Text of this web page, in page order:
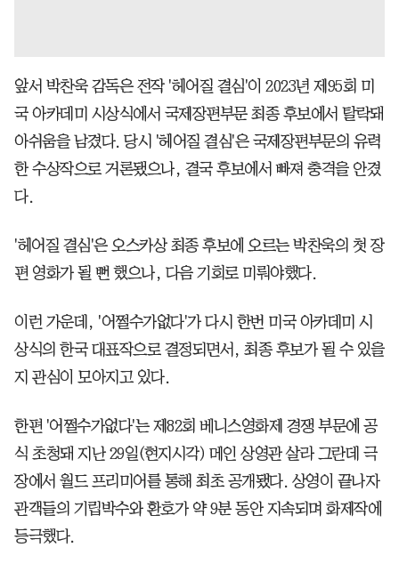
앞서 박찬욱 감독은 전작 '헤어질 결심'이 2023년 제95회 미
국 아카데미 시상식에서 국제장편부문 최종 후보에서 탈락돼
아쉬움을 남겼다. 당시 '헤어질 결심'은 국제장편부문의 유력
한 수상작으로 거론됐으나, 결국 후보에서 빠져 충격을 안겼
다.
'헤어질 결심'은 오스카상 최종 후보에 오르는 박찬욱의 첫 장
편 영화가 될 뻔 했으나, 다음 기회로 미뤄야했다.
이런 가운데, '어쩔수가없다'가 다시 한번 미국 아카데미 시
상식의 한국 대표작으로 결정되면서, 최종 후보가 될 수 있을
지 관심이 모아지고 있다.
한편 '어쩔수가없다'는 제82회 베니스영화제 경쟁 부문에 공
식 초청돼 지난 29일(현지시각) 메인 상영관 살라 그란데 극
장에서 월드 프리미어를 통해 최초 공개됐다. 상영이 끝나자
관객들의 기립박수와 환호가 약 9분 동안 지속되며 화제작에
등극했다.